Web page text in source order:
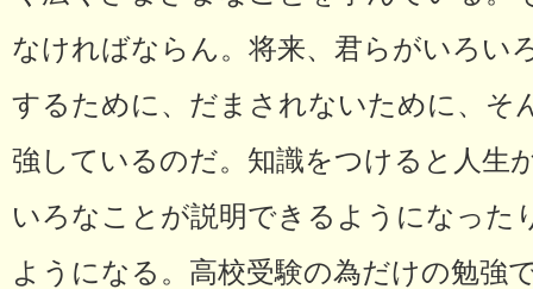
なければならん。将来、君らがいろい
するために、だまされないために、そ
強しているのだ。知識をつけると人生
いろなことが説明できるようになった
ようになる。高校受験の為だけの勉強